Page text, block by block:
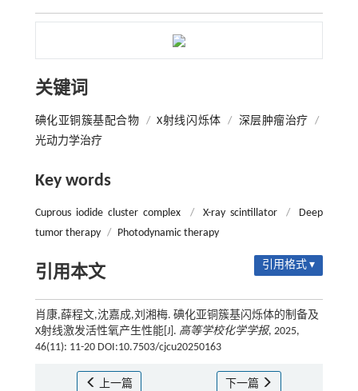
关键词
碘化亚铜簇基配合物 / X射线闪烁体 / 深层肿瘤治疗
/
光动力学治疗
Key words
Cuprous iodide cluster complex / X-ray scintillator /
Deep
tumor therapy / Photodynamic therapy
引用本文 引用格式 ▾
肖康,薛程文,沈嘉成,刘湘梅. 碘化亚铜簇基闪烁体的制备及
X射线激发活性氧产生性能[J]. 高等学校化学学报, 2025,
46(11): 11-20 DOI:10.7503/cjcu20250163
上一篇 下一篇